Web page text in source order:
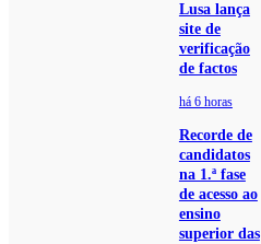
Lusa lança
site de
verificação
de factos
há 6 horas
Recorde de
candidatos
na 1.ª fase
de acesso ao
ensino
superior das